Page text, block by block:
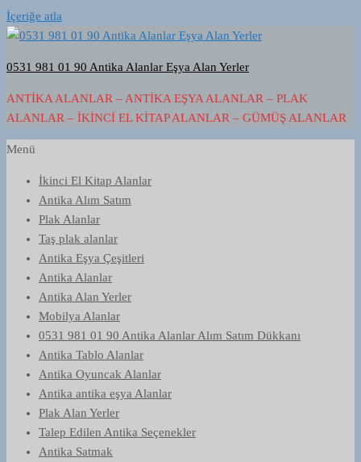
İçeriğe atla
0531 981 01 90 Antika Alanlar Eşya Alan Yerler
ANTIKA ALANLAR – ANTIKA EŞYA ALANLAR – PLAK
ALANLAR – İKINCI EL KITAP ALANLAR – GÜMÜŞ ALANLAR
Menü
İkinci El Kitap Alanlar
Antika Alım Satım
Plak Alanlar
Taş plak alanlar
Antika Eşya Çeşitleri
Antika Alanlar
Antika Alan Yerler
Mobilya Alanlar
0531 981 01 90 Antika Alanlar Alım Satım Dükkanı
Antika Tablo Alanlar
Antika Oyuncak Alanlar
Antika antika eşya Alanlar
Plak Alan Yerler
Talep Edilen Antika Seçenekler
Antika Satmak